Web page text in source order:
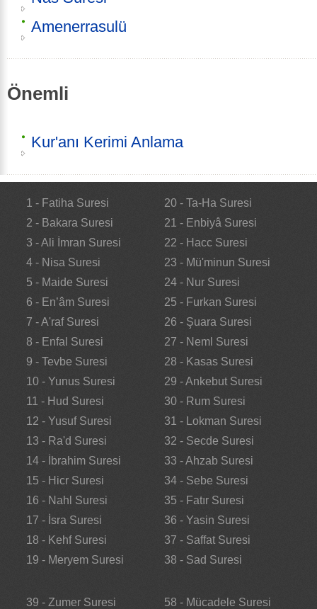
Amenerrasulü
Önemli
Kur'anı Kerimi Anlama
1 - Fatiha Suresi
2 - Bakara Suresi
3 - Ali İmran Suresi
4 - Nisa Suresi
5 - Maide Suresi
6 - En’âm Suresi
7 - A'raf Suresi
8 - Enfal Suresi
9 - Tevbe Suresi
10 - Yunus Suresi
11 - Hud Suresi
12 - Yusuf Suresi
13 - Ra'd Suresi
14 - İbrahim Suresi
15 - Hicr Suresi
16 - Nahl Suresi
17 - İsra Suresi
18 - Kehf Suresi
19 - Meryem Suresi
20 - Ta-Ha Suresi
21 - Enbiyâ Suresi
22 - Hacc Suresi
23 - Mü'minun Suresi
24 - Nur Suresi
25 - Furkan Suresi
26 - Şuara Suresi
27 - Neml Suresi
28 - Kasas Suresi
29 - Ankebut Suresi
30 - Rum Suresi
31 - Lokman Suresi
32 - Secde Suresi
33 - Ahzab Suresi
34 - Sebe Suresi
35 - Fatır Suresi
36 - Yasin Suresi
37 - Saffat Suresi
38 - Sad Suresi
39 - Zumer Suresi
58 - Mücadele Suresi